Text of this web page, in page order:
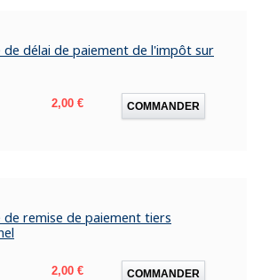
de délai de paiement de l'impôt sur
Prix
2,00 € COMMANDER
de remise de paiement tiers
Prix
2,00 € COMMANDER